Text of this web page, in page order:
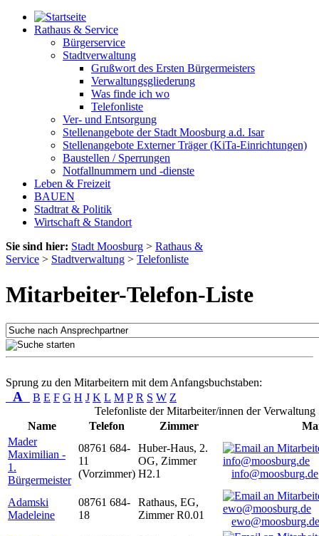
Rathaus & Service
Bürgerservice
Stadtverwaltung
Grußwort des Ersten Bürgermeisters
Verwaltungsgliederung
Was finde ich wo
Telefonliste
Ver- und Entsorgung
Stellenangebote der Stadt Moosburg a.d. Isar
Stellenangebote Externer Träger (KiTa-Einrichtungen)
Baustellen / Sperrungen
Notfallnummern und -dienste
Leben & Freizeit
BAUEN
Stadtrat & Politik
Wirtschaft & Standort
Sie sind hier: Stadt Moosburg > Rathaus &
Service > Stadtverwaltung > Telefonliste
Mitarbeiter-Telefon-Liste
Sprung zu den Mitarbeitern mit dem Anfangsbuchstaben:
A B E F G H J K L M P R S W Z
Telefonliste der Mitarbeiter/innen der Verwaltung
Name
Telefon Zimmer
Mader
Maximilian -
1.
Bürgermeister
08761 684-
11
(Vorzimmer)
Huber-Haus, 2.
OG, Zimmer
H2.1
info@moosburg.de
Adamski
Madeleine
08761 684-
18
Rathaus, EG,
Zimmer R0.01
ewo@moosburg.de